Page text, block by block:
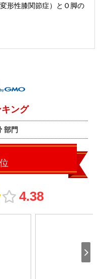
形性膝関節症）とＯ脚の